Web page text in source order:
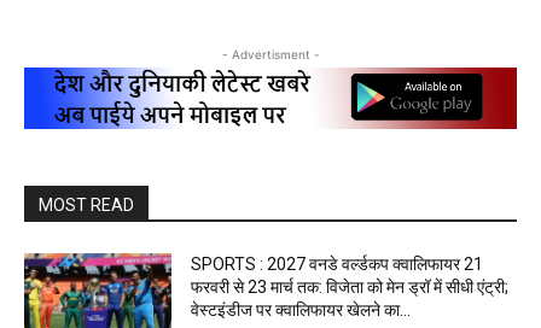
- Advertisment -
MOST READ
SPORTS : 2027 वनडे वर्ल्डकप क्वालिफायर 21
फरवरी से 23 मार्च तक: विजेता को मेन ड्रॉ में सीधी एंट्री;
वेस्टइंडीज पर क्वालिफायर खेलने का...